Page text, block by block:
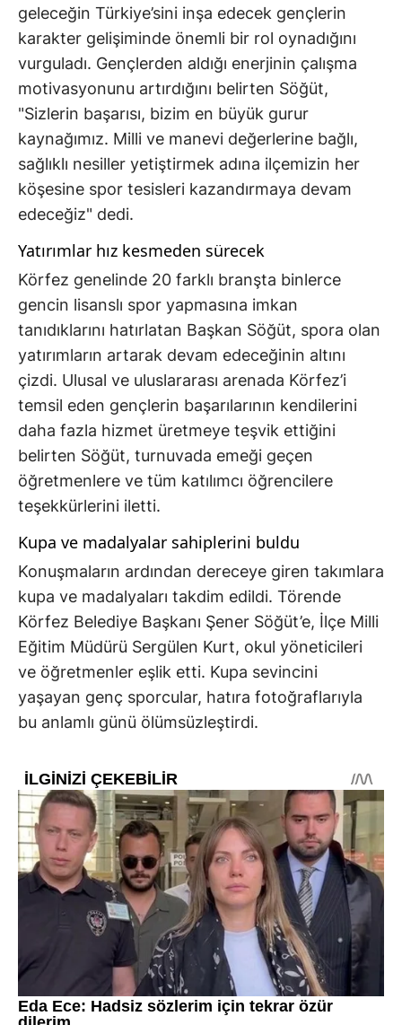
geleceğin Türkiye’sini inşa edecek gençlerin
karakter gelişiminde önemli bir rol oynadığını
vurguladı. Gençlerden aldığı enerjinin çalışma
motivasyonunu artırdığını belirten Söğüt,
"Sizlerin başarısı, bizim en büyük gurur
kaynağımız. Milli ve manevi değerlerine bağlı,
sağlıklı nesiller yetiştirmek adına ilçemizin her
köşesine spor tesisleri kazandırmaya devam
edeceğiz" dedi.
Yatırımlar hız kesmeden sürecek
Körfez genelinde 20 farklı branşta binlerce
gencin lisanslı spor yapmasına imkan
tanıdıklarını hatırlatan Başkan Söğüt, spora olan
yatırımların artarak devam edeceğinin altını
çizdi. Ulusal ve uluslararası arenada Körfez’i
temsil eden gençlerin başarılarının kendilerini
daha fazla hizmet üretmeye teşvik ettiğini
belirten Söğüt, turnuvada emeği geçen
öğretmenlere ve tüm katılımcı öğrencilere
teşekkürlerini iletti.
Kupa ve madalyalar sahiplerini buldu
Konuşmaların ardından dereceye giren takımlara
kupa ve madalyaları takdim edildi. Törende
Körfez Belediye Başkanı Şener Söğüt’e, İlçe Milli
Eğitim Müdürü Sergülen Kurt, okul yöneticileri
ve öğretmenler eşlik etti. Kupa sevincini
yaşayan genç sporcular, hatıra fotoğraflarıyla
bu anlamlı günü ölümsüzleştirdi.